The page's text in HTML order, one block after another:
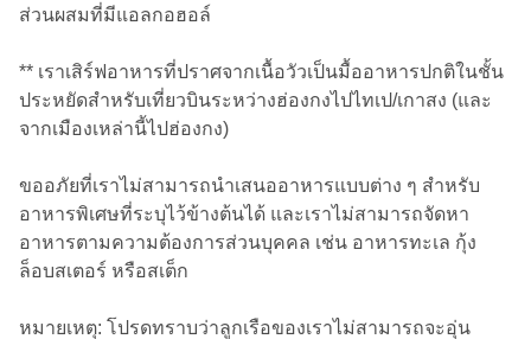
ส่วนผสมที่มีแอลกอฮอล์
** เราเสิร์ฟอาหารที่ปราศจากเนื้อวัวเป็นมื้ออาหารปกติในชั้น
ประหยัดสำหรับเที่ยวบินระหว่างฮ่องกงไปไทเป/เกาสง (และ
จากเมืองเหล่านี้ไปฮ่องกง)
ขออภัยที่เราไม่สามารถนำเสนออาหารแบบต่าง ๆ สำหรับ
อาหารพิเศษที่ระบุไว้ข้างต้นได้ และเราไม่สามารถจัดหา
อาหารตามความต้องการส่วนบุคคล เช่น อาหารทะเล กุ้ง
ล็อบสเตอร์ หรือสเต็ก
หมายเหตุ: โปรดทราบว่าลูกเรือของเราไม่สามารถจะอุ่น